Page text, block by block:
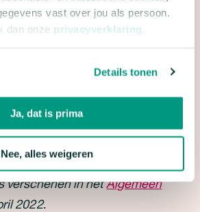
vast over jou als persoon.
dan onze privacyverklaring
Details tonen
Ja, dat is prima
Nee, alles weigeren
maar voor een gunstig
gebaseerd op eerlijke
betalen hoort daarbij.
verschenen in hetAlgemeen
2022.